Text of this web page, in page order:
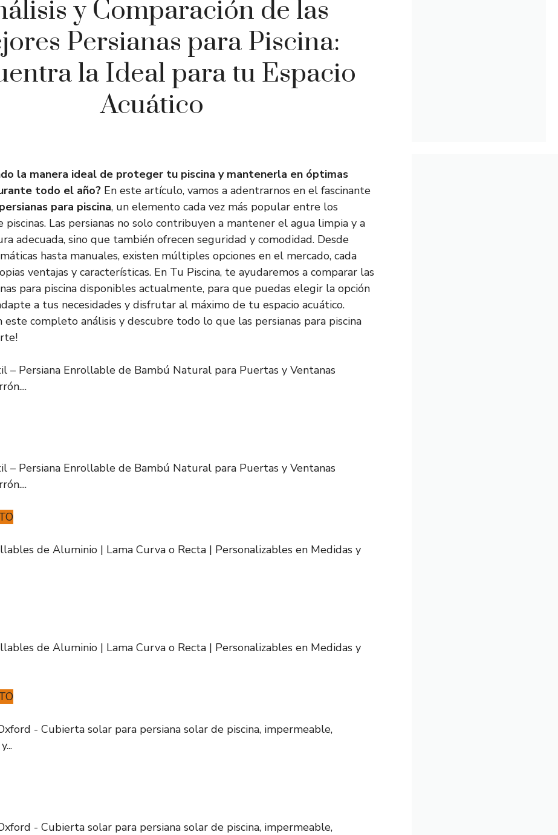
y Comparación de las
Persianas para Piscina:
la Ideal para tu Espacio
Acuático
la manera ideal de proteger tu piscina y mantenerla en óptimas
todo el año? En este artículo, vamos a adentrarnos en el fascinante
persianas para piscina, un elemento cada vez más popular entre los
piscinas. Las persianas no solo contribuyen a mantener el agua limpia y a
adecuada, sino que también ofrecen seguridad y comodidad. Desde
hasta manuales, existen múltiples opciones en el mercado, cada
ventajas y características. En Tu Piscina, te ayudaremos a comparar las
para piscina disponibles actualmente, para que puedas elegir la opción
a tus necesidades y disfrutar al máximo de tu espacio acuático.
este completo análisis y descubre todo lo que las persianas para piscina
– Persiana Enrollable de Bambú Natural para Puertas y Ventanas
– Persiana Enrollable de Bambú Natural para Puertas y Ventanas
de Aluminio | Lama Curva o Recta | Personalizables en Medidas y
de Aluminio | Lama Curva o Recta | Personalizables en Medidas y
- Cubierta solar para persiana solar de piscina, impermeable,
- Cubierta solar para persiana solar de piscina, impermeable,